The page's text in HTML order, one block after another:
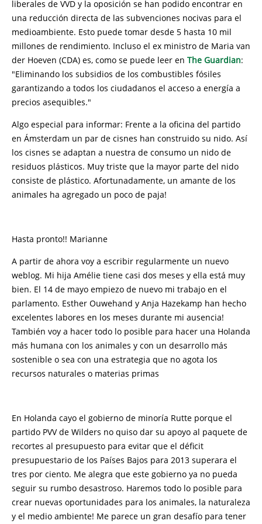
liberales de VVD y la oposición se han podido encontrar en
una reducción directa de las subvenciones nocivas para el
medioambiente. Esto puede tomar desde 5 hasta 10 mil
millones de rendimiento. Incluso el ex ministro de Maria van
der Hoeven (CDA) es, como se puede leer en The Guardian:
"Eliminando los subsidios de los combustibles fósiles
garantizando a todos los ciudadanos el acceso a energía a
precios asequibles."
Algo especial para informar: Frente a la oficina del partido
en Ámsterdam un par de cisnes han construido su nido. Así
los cisnes se adaptan a nuestra de consumo un nido de
residuos plásticos. Muy triste que la mayor parte del nido
consiste de plástico. Afortunadamente, un amante de los
animales ha agregado un poco de paja!
Hasta pronto!! Marianne
A partir de ahora voy a escribir regularmente un nuevo
weblog. Mi hija Amélie tiene casi dos meses y ella está muy
bien. El 14 de mayo empiezo de nuevo mi trabajo en el
parlamento. Esther Ouwehand y Anja Hazekamp han hecho
excelentes labores en los meses durante mi ausencia!
También voy a hacer todo lo posible para hacer una Holanda
más humana con los animales y con un desarrollo más
sostenible o sea con una estrategia que no agota los
recursos naturales o materias primas
En Holanda cayo el gobierno de minoría Rutte porque el
partido PVV de Wilders no quiso dar su apoyo al paquete de
recortes al presupuesto para evitar que el déficit
presupuestario de los Países Bajos para 2013 superara el
tres por ciento. Me alegra que este gobierno ya no pueda
seguir su rumbo desastroso. Haremos todo lo posible para
crear nuevas oportunidades para los animales, la naturaleza
y el medio ambiente! Me parece un gran desafío para tener